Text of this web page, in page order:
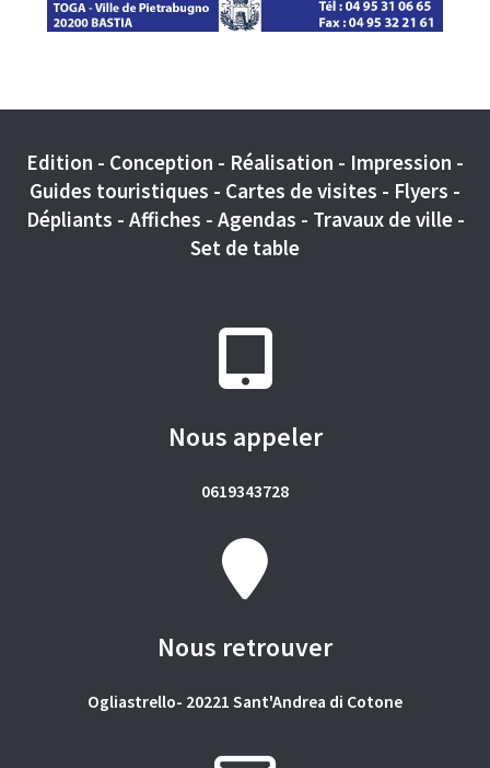
Edition - Conception - Réalisation - Impression -
Guides touristiques - Cartes de visites - Flyers -
Dépliants - Affiches - Agendas - Travaux de ville -
Set de table
Nous appeler
0619343728
Nous retrouver
Ogliastrello- 20221 Sant'Andrea di Cotone